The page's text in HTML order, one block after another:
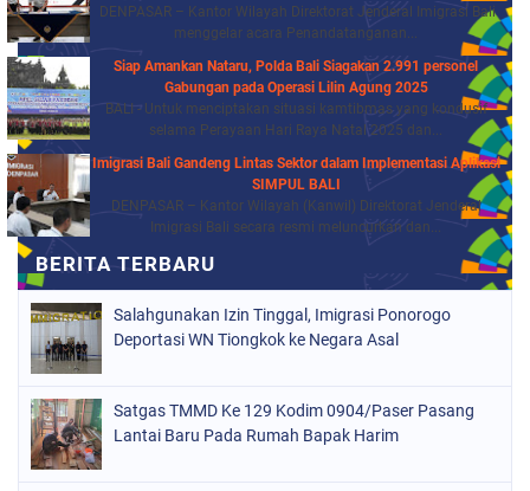
DENPASAR – Kantor Wilayah Direktorat Jenderal Imigrasi Bali
menggelar acara Penandatanganan...
Siap Amankan Nataru, Polda Bali Siagakan 2.991 personel
Gabungan pada Operasi Lilin Agung 2025
BALI - Untuk menciptakan situasi kamtibmas yang kondusif
selama Perayaan Hari Raya Natal 2025 dan...
Imigrasi Bali Gandeng Lintas Sektor dalam Implementasi Aplikasi
SIMPUL BALI
DENPASAR – Kantor Wilayah (Kanwil) Direktorat Jenderal
Imigrasi Bali secara resmi meluncurkan dan...
Salahgunakan Izin Tinggal, Imigrasi Ponorogo
Deportasi WN Tiongkok ke Negara Asal
Satgas TMMD Ke 129 Kodim 0904/Paser Pasang
Lantai Baru Pada Rumah Bapak Harim